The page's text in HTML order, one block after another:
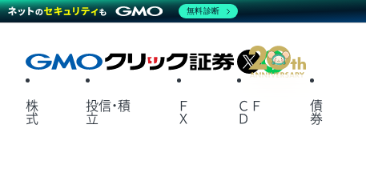
X
株
式
投信・積
立
Ｆ
Ｘ
ＣＦ
Ｄ
債
券
無料診断